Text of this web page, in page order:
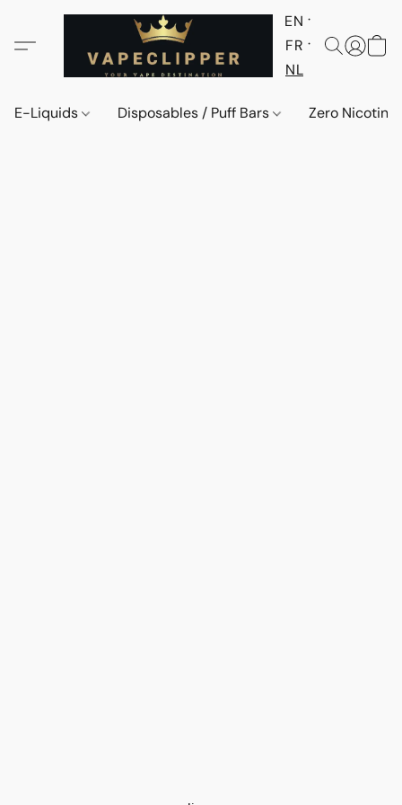
EN
FR
NL
E-Liquids Disposables / Puff Bars Zero Nicotine